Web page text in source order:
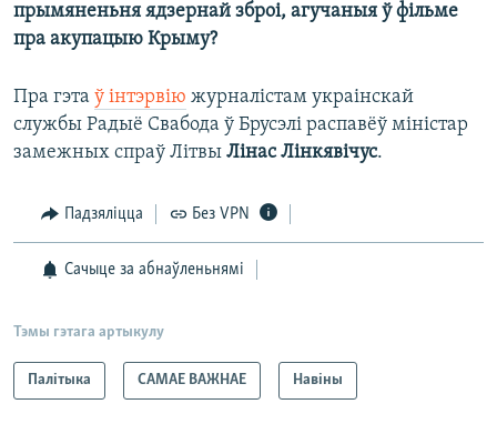
прымяненьня ядзернай зброі, агучаныя ў фільме
пра акупацыю Крыму?
Пра гэта ў інтэрвію журналістам украінскай
службы Радыё Свабода ў Брусэлі распавёў міністар
замежных спраў Літвы Лінас Лінкявічус.
Падзяліцца Без VPN
Сачыце за абнаўленьнямі
Тэмы гэтага артыкулу
Палітыка САМАЕ ВАЖНАЕ Навіны